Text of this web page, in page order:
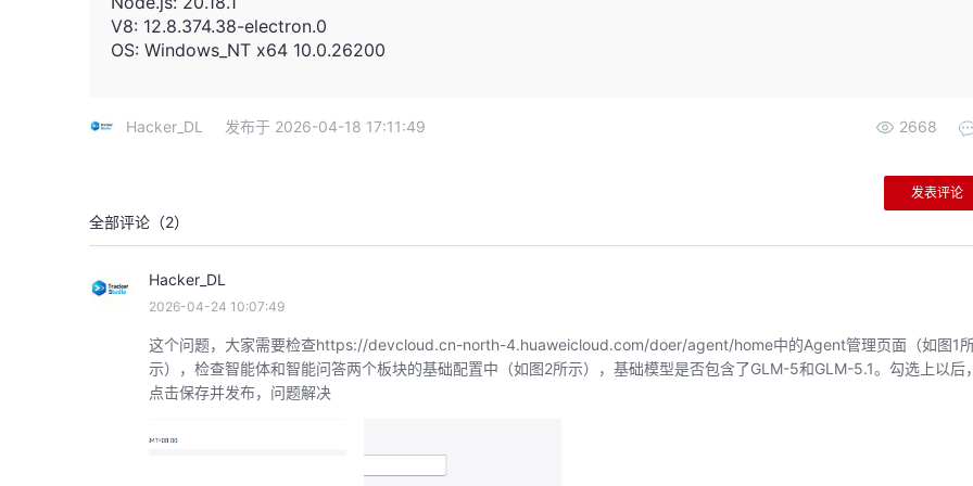
V8: 12.8.374.38-electron.0
OS: Windows_NT x64 10.0.26200
Hacker_DL 发布于 2026-04-18 17:11:49 2668
发表评论
全部评论（2）
Hacker_DL
2026-04-24 10:07:49
这个问题，大家需要检查https://devcloud.cn-north-4.huaweicloud.com/doer/agent/home中的Agent管理页面（如图1
示），检查智能体和智能问答两个板块的基础配置中（如图2所示），基础模型是否包含了GLM-5和GLM-5.1。勾选上以后，
点击保存并发布，问题解决